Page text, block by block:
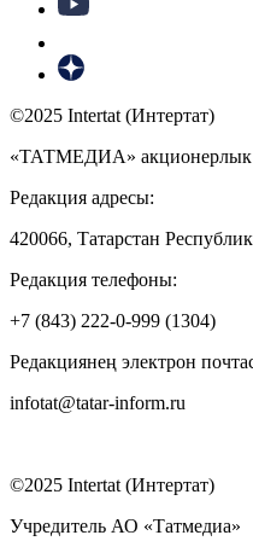
©2025 Intertat (Интертат)
«ТАТМЕДИА» акционерлык
Редакция адресы:
420066, Татарстан
Редакция телефоны:
+7 (843) 222-0-999 (1304)
Редакциянең электрон
infotat@tatar-inform.ru
©2025 Intertat (Интертат)
Учредитель АО «Татмедиа»